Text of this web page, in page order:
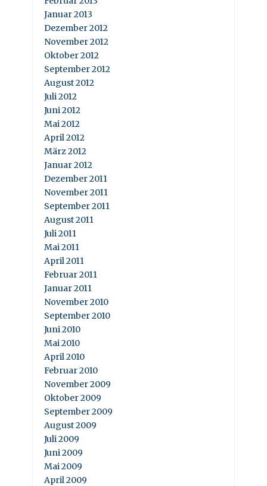
Januar 2013
Dezember 2012
November 2012
Oktober 2012
September 2012
August 2012
Juli 2012
Juni 2012
Mai 2012
April 2012
März 2012
Januar 2012
Dezember 2011
November 2011
September 2011
August 2011
Juli 2011
Mai 2011
April 2011
Februar 2011
Januar 2011
November 2010
September 2010
Juni 2010
Mai 2010
April 2010
Februar 2010
November 2009
Oktober 2009
September 2009
August 2009
Juli 2009
Juni 2009
Mai 2009
April 2009